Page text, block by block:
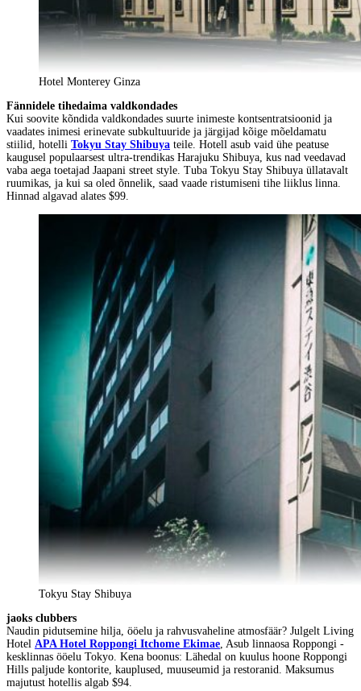
Hotel Monterey Ginza
Fännidele tihedaima valdkondades
Kui soovite kõndida valdkondades suurte inimeste kontsentratsioonid ja
vaadates inimesi erinevate subkultuuride ja järgijad kõige mõeldamatu
stiilid, hotelli Tokyu Stay Shibuya teile. Hotell asub vaid ühe peatuse
kaugusel populaarsest ultra-trendikas Harajuku Shibuya, kus nad veedavad
vaba aega toetajad Jaapani street style. Tuba Tokyu Stay Shibuya üllatavalt
ruumikas, ja kui sa oled õnnelik, saad vaade ristumiseni tihe liiklus linna.
Hinnad algavad alates $99.
Tokyu Stay Shibuya
jaoks clubbers
Naudin pidutsemine hilja, ööelu ja rahvusvaheline atmosfäär? Julgelt Living
Hotel APA Hotel Roppongi Itchome Ekimae , Asub linnaosa Roppongi -
kesklinnas ööelu Tokyo. Kena boonus: Lähedal on kuulus hoone Roppongi
Hills paljude kontorite, kauplused, muuseumid ja restoranid. Maksumus
majutust hotellis algab $94.